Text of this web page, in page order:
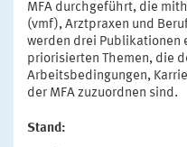
MFA durchgeführt, die
(vmf), Arztpraxen und
werden drei Publikationen
priorisierten Themen, die
Arbeitsbedingungen,
der MFA zuzuordnen sind.
Stand: